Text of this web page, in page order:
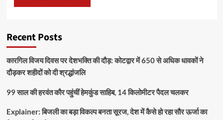
Recent Posts
कारगिल विजय दिवस पर देशभक्ति की दौड़: कोटद्वार में 650 से अधिक धावकों ने
दौड़कर शहीदों को दी श्रद्धांजलि
99 साल की हरवंत कौर पहुंचीं हेमकुंड साहिब, 14 किलोमीटर पैदल चलकर
Explainer: बिजली का बड़ा विकल्प बनता सूरज, देश में कैसे हो रहा सौर ऊर्जा का